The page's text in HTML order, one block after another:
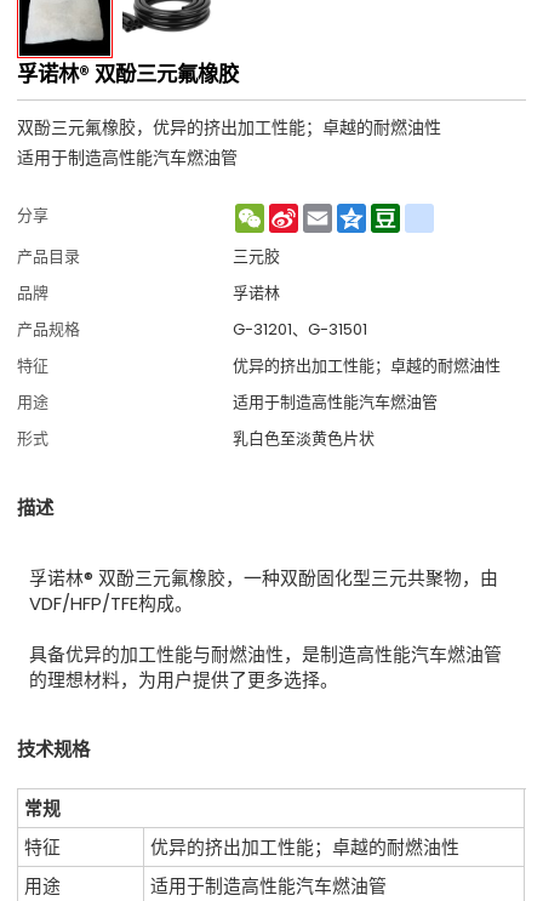
孚诺林® 双酚三元氟橡胶
双酚三元氟橡胶，优异的挤出加工性能；卓越的耐燃油性
适用于制造高性能汽车燃油管
分享 WeChat
Sina
Weibo
EmailQzoneDouban
产品目录
三元胶
品牌
孚诺林
产品规格
G-31201、G-31501
特征
优异的挤出加工性能；卓越的耐燃油性
用途
适用于制造高性能汽车燃油管
形式
乳白色至淡黄色片状
描述
孚诺林® 双酚三元氟橡胶，一种双酚固化型三元共聚物，由
VDF/HFP/TFE构成。
具备优异的加工性能与耐燃油性，是制造高性能汽车燃油管
的理想材料，为用户提供了更多选择。
技术规格
常规
特征
优异的挤出加工性能；卓越的耐燃油性
用途
适用于制造高性能汽车燃油管